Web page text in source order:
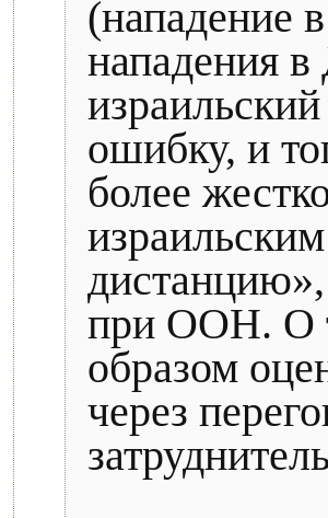
(нападение
нападения
ошибку, и
более
дистанцию»,
при ООН. О
образом
через